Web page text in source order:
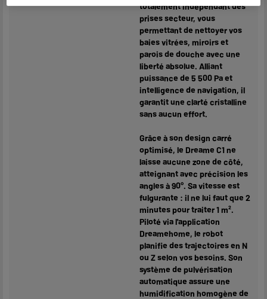
totalement indépendant des
prises secteur, vous
permettant de nettoyer vos
baies vitrées, miroirs et
parois de douche avec une
liberté absolue. Alliant
puissance de 5 500 Pa et
intelligence de navigation, il
garantit une clarté cristalline
sans aucun effort.
Grâce à son design carré
optimisé, le Dreame C1 ne
laisse aucune zone de côté,
atteignant avec précision les
angles à 90°. Sa vitesse est
fulgurante : il ne lui faut que 2
minutes pour traiter 1 m².
Piloté via l'application
Dreamehome, le robot
planifie des trajectoires en N
ou Z selon vos besoins. Son
système de pulvérisation
automatique assure une
humidification homogène de